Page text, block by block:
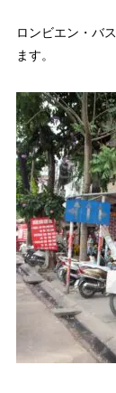
ロンビエン・バ
ます。